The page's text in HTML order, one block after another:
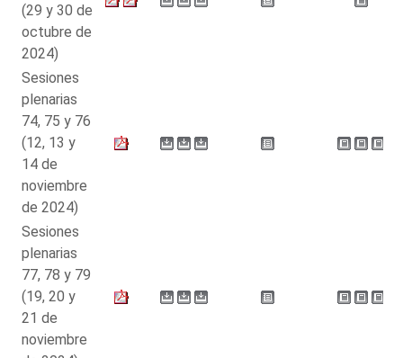
(29 y 30 de
octubre de
2024)
Sesiones
plenarias
74, 75 y 76
(12, 13 y
14 de
noviembre
de 2024)
Sesiones
plenarias
77, 78 y 79
(19, 20 y
21 de
noviembre